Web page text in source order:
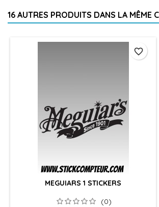
16 AUTRES PRODUITS DANS LA MÊME
MEGUIARS 1 STICKERS
(0)
favorite_border